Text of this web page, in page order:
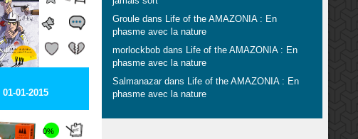
01-01-2015
0%
Grouledans Life of the AMAZONIA : En
phasme avec la nature
morlockbobdans Life of the AMAZONIA : En
phasme avec la nature
Salmanazardans Life of the AMAZONIA : En
phasme avec la nature